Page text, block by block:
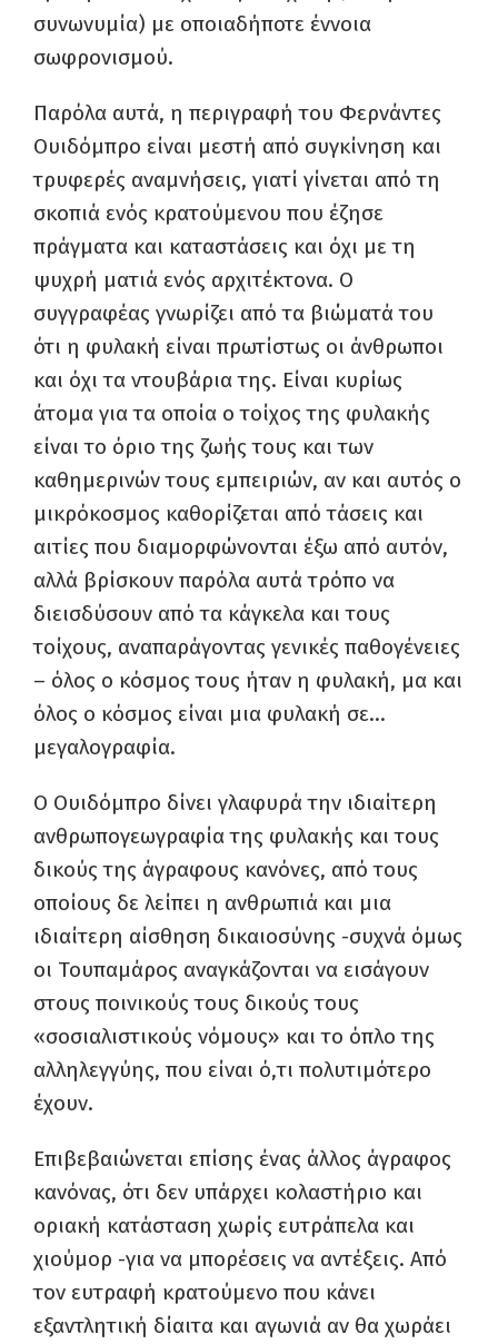
συνωνυμία) με οποιαδήποτε έννοια
σωφρονισμού.
Παρόλα αυτά, η περιγραφή του Φερνάντες
Ουιδόμπρο είναι μεστή από συγκίνηση και
τρυφερές αναμνήσεις, γιατί γίνεται από τη
σκοπιά ενός κρατούμενου που έζησε
πράγματα και καταστάσεις και όχι με τη
ψυχρή ματιά ενός αρχιτέκτονα. Ο
συγγραφέας γνωρίζει από τα βιώματά του
ότι η φυλακή είναι πρωτίστως οι άνθρωποι
και όχι τα ντουβάρια της. Είναι κυρίως
άτομα για τα οποία ο τοίχος της φυλακής
είναι το όριο της ζωής τους και των
καθημερινών τους εμπειριών, αν και αυτός ο
μικρόκοσμος καθορίζεται από τάσεις και
αιτίες που διαμορφώνονται έξω από αυτόν,
αλλά βρίσκουν παρόλα αυτά τρόπο να
διεισδύσουν από τα κάγκελα και τους
τοίχους, αναπαράγοντας γενικές παθογένειες
– όλος ο κόσμος τους ήταν η φυλακή, μα και
όλος ο κόσμος είναι μια φυλακή σε…
μεγαλογραφία.
Ο Ουιδόμπρο δίνει γλαφυρά την ιδιαίτερη
ανθρωπογεωγραφία της φυλακής και τους
δικούς της άγραφους κανόνες, από τους
οποίους δε λείπει η ανθρωπιά και μια
ιδιαίτερη αίσθηση δικαιοσύνης -συχνά όμως
οι Τουπαμάρος αναγκάζονται να εισάγουν
στους ποινικούς τους δικούς τους
«σοσιαλιστικούς νόμους» και το όπλο της
αλληλεγγύης, που είναι ό,τι πολυτιμότερο
έχουν.
Επιβεβαιώνεται επίσης ένας άλλος άγραφος
κανόνας, ότι δεν υπάρχει κολαστήριο και
οριακή κατάσταση χωρίς ευτράπελα και
χιούμορ -για να μπορέσεις να αντέξεις. Από
τον ευτραφή κρατούμενο που κάνει
εξαντλητική δίαιτα και αγωνιά αν θα χωράει